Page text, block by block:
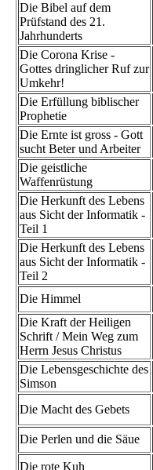
Die Bibel auf dem
Prüfstand des 21.
Jahrhunderts
Die Corona Krise -
Gottes dringlicher Ruf zur
Umkehr!
Die Erfüllung biblischer
Prophetie
Die Ernte ist gross - Gott
sucht Beter und Arbeiter
Die geistliche
Waffenrüstung
Die Herkunft des Lebens
aus Sicht der Informatik -
Teil 1
Die Herkunft des Lebens
aus Sicht der Informatik -
Teil 2
Die Himmel
Die Kraft der Heiligen
Schrift / Mein Weg zum
Herrn Jesus Christus
Die Lebensgeschichte des
Simson
Die Macht des Gebets
Die Perlen und die Säue
Die rote Kuh